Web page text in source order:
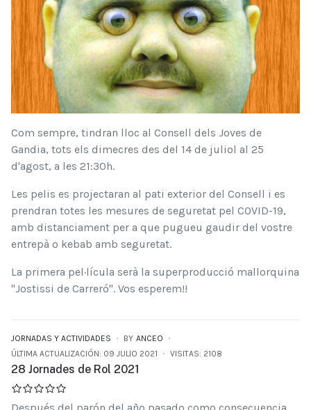
Com sempre, tindran lloc al Consell dels Joves de
Gandia, tots els dimecres des del 14 de juliol al 25
d'agost, a les 21:30h.
Les pelis es projectaran al pati exterior del Consell i es
prendran totes les mesures de seguretat pel COVID-19,
amb distanciament per a que pugueu gaudir del vostre
entrepà o kebab amb seguretat.
La primera pel·lícula serà la superproducció mallorquina
"Jostissi de Carreró". Vos esperem!!
JORNADAS Y ACTIVIDADES BY ANCEO
ÚLTIMA ACTUALIZACIÓN: 09 JULIO 2021
VISITAS: 2108
28 Jornades de Rol 2021
Después del parón del año pasado como consecuencia